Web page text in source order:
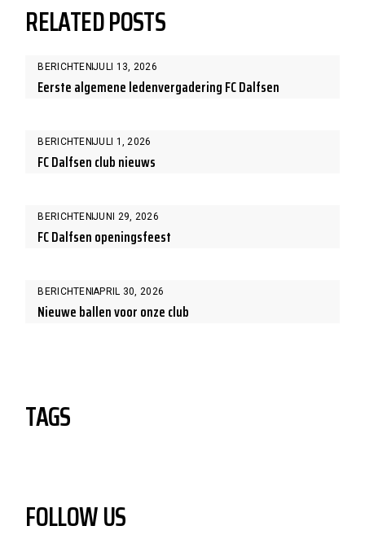
RELATED POSTS
BERICHTEN JULI 13, 2026
Eerste algemene ledenvergadering FC Dalfsen
BERICHTEN JULI 1, 2026
FC Dalfsen club nieuws
BERICHTEN JUNI 29, 2026
FC Dalfsen openingsfeest
BERICHTEN APRIL 30, 2026
Nieuwe ballen voor onze club
TAGS
FOLLOW US